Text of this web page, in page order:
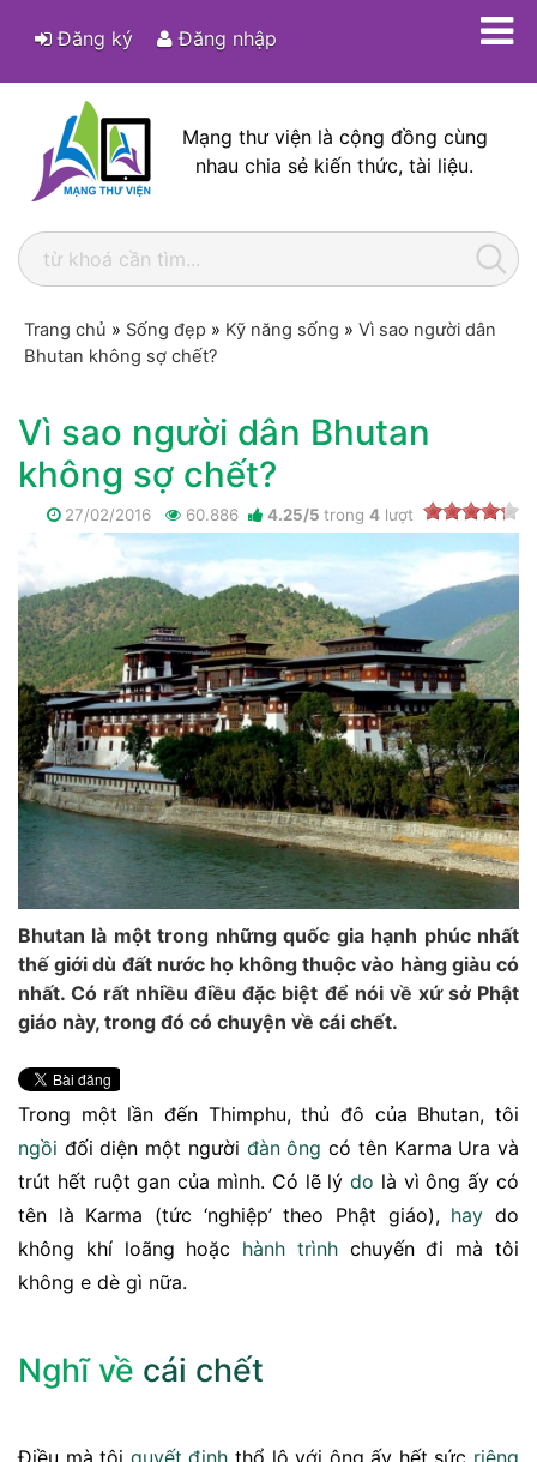
Đăng ký Đăng nhập
Mạng thư viện là cộng đồng cùng
nhau chia sẻ kiến thức, tài liệu.
Trang chủ » Sống đẹp » Kỹ năng sống » Vì sao người dân
Bhutan không sợ chết?
Vì sao người dân Bhutan
không sợ chết?
27/02/2016 60.886 4.25/5 trong 4 lượt
Bhutan là một trong những quốc gia hạnh phúc nhất
thế giới dù đất nước họ không thuộc vào hàng giàu có
nhất. Có rất nhiều điều đặc biệt để nói về xứ sở Phật
giáo này, trong đó có chuyện về cái chết.
Trong một lần đến Thimphu, thủ đô của Bhutan, tôi
ngồi đối diện một người đàn ông có tên Karma Ura và
trút hết ruột gan của mình. Có lẽ lýdo là vì ông ấy có
tên là Karma (tức ‘nghiệp’ theo Phật giáo), hay do
không khí loãng hoặc hành trìnhchuyến đi mà tôi
không e dè gì nữa.
Nghĩ về cái chết
Điều mà tôi quyết định thổ lộ với ông ấy hết sức riêng